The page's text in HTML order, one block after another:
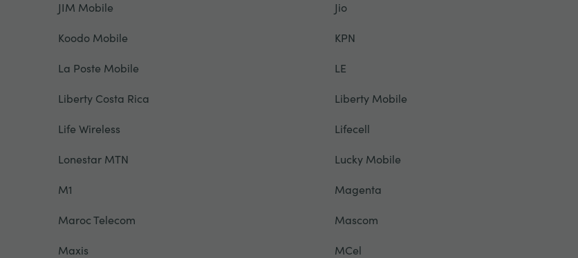
JIM Mobile
Jio
Koodo Mobile
KPN
La Poste Mobile
LE
Liberty Costa Rica
Liberty Mobile
Life Wireless
Lifecell
Lonestar MTN
Lucky Mobile
M1
Magenta
Maroc Telecom
Mascom
Maxis
MCel